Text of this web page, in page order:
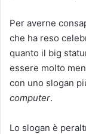
Per averne
che ha reso
quanto il big
essere molto
con uno slogan
computer.
Lo slogan è